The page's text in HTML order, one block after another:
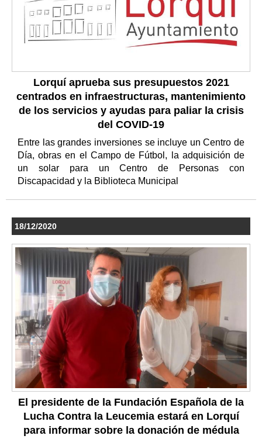
Lorquí aprueba sus presupuestos 2021
centrados en infraestructuras, mantenimiento
de los servicios y ayudas para paliar la crisis
del COVID-19
Entre las grandes inversiones se incluye un Centro de
Día, obras en el Campo de Fútbol, la adquisición de
un solar para un Centro de Personas con
Discapacidad y la Biblioteca Municipal
18/12/2020
El presidente de la Fundación Española de la
Lucha Contra la Leucemia estará en Lorquí
para informar sobre la donación de médula